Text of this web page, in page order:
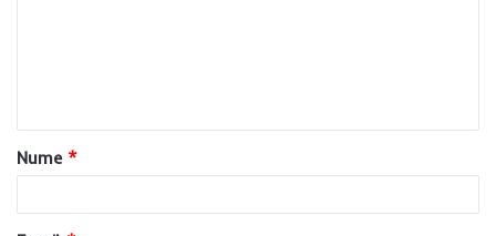
a
r
u
Nume *